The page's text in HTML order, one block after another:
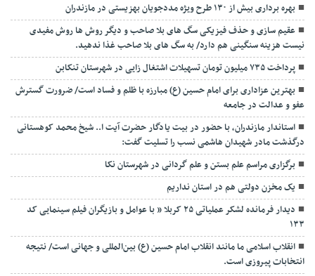
بهره برداری بیش از ۱۳۰ طرح ویژه مددجویان بهزیستی در مازندران
عقیم سازی و حذف فیزیکی سگ های بلا صاحب و دیگر روش ها روش مفیدی
نیست هزینه سنگینی هم دارد/ به سگ های بلا صاحب غذا ندهید.
پرداخت ۷۳۵ میلیون تومان تسهیلات اشتغال زایی در شهرستان تنکابن
بهترین عزاداری برای امام حسین (ع) مبارزه با ظلم و فساد است/ ضرورت گسترش
عفو و عدالت در جامعه
استاندار مازندران، با حضور در بیت یادگار حضرت آیت ا.. شیخ محمد کوهستانی
درگذشت مادر شهیدان هاشمی نسب را تسلیت گفت:
برگزاری مراسم علم بستن و علم گردانی در شهرستان نکا
یک مخزن دولتی هم در استان نداریم
دیدار فرمانده لشکر عملیاتی ۲۵ کربلا ” با عوامل و بازیگران فیلم سینمایی کد
۱۳۳
انقلاب اسلامی ما مانند انقلاب امام حسین (ع) بین‌المللی و جهانی است/ نتیجه
انتخابات پیروزی است.